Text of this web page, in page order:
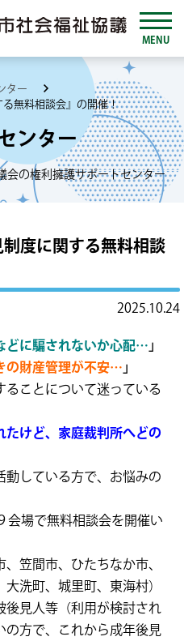
MENU
ター
無料相談会』の開催！
ンター
会の権利擁護サポートセンター
制度に関する無料相談
2025.10.24
どに騙されないか心配…」
の財産管理が不安…」
ことについて迷っている
けど、家庭裁判所へどの
している方で、お悩みの
会場で無料相談会を開催い
笠間市、ひたちなか市、
洗町、城里町、東海村）
後見人等（利用が検討され
の方で、これから成年後見